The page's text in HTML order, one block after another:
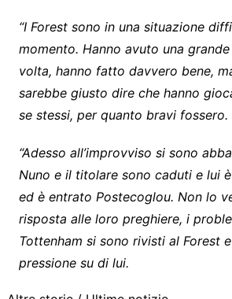
“I Forest sono in una situazione
momento. Hanno avuto una grande
volta, hanno fatto davvero bene,
sarebbe giusto dire che hanno
se stessi, per quanto bravi fossero.
“Adesso all’improvviso si sono
Nuno e il titolare sono caduti e lui
ed è entrato Postecoglou. Non lo
risposta alle loro preghiere, i
Tottenham si sono rivisti al Forest
pressione su di lui.